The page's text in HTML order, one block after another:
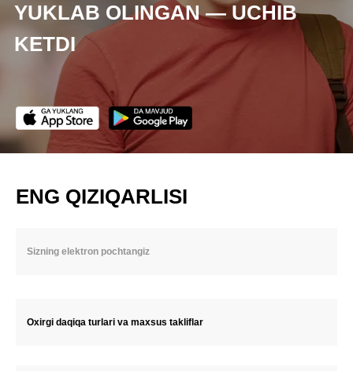
YUKLAB OLINGAN — UCHIB
KETDI
ENG QIZIQARLISI
Oxirgi daqiqa turlari va maxsus takliflar